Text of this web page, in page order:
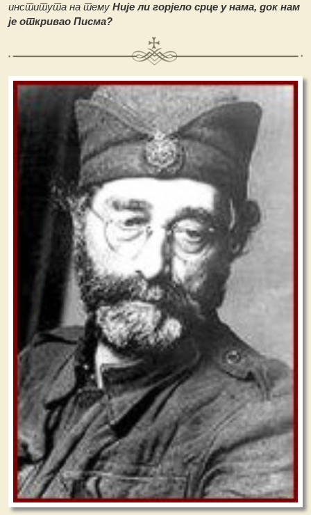
института на темуНије ли горјело срце у нама, док нам
је откривао Писма?